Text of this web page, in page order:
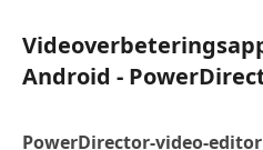
Android -
PowerDirector-video-editor